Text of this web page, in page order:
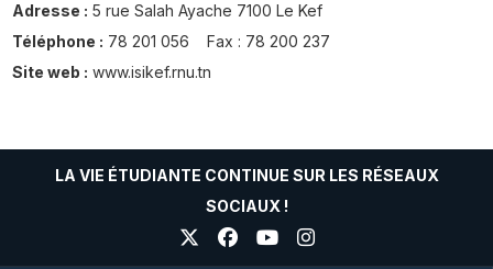
Adresse : 5 rue Salah Ayache 7100 Le Kef
Téléphone : 78 201 056 Fax : 78 200 237
Site web : www.isikef.rnu.tn
LA VIE ÉTUDIANTE CONTINUE SUR LES RÉSEAUX
SOCIAUX !